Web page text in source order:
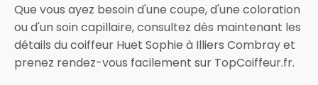
Que vous ayez besoin d'une coupe, d'une coloration
ou d'un soin capillaire, consultez dès maintenant les
détails du coiffeur Huet Sophie à Illiers Combray et
prenez rendez-vous facilement sur TopCoiffeur.fr.